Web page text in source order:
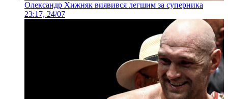
Олександр Хижняк виявився легшим за суперника
23:17, 24/07